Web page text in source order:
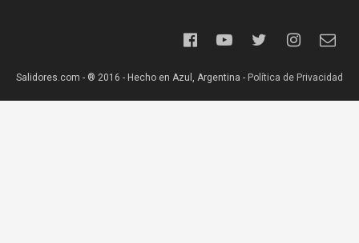
Salidores.com - ® 2016 - Hecho en Azul, Argentina - Política de Privacidad